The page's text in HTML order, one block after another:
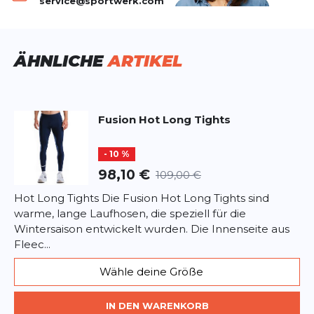
Vorname
Rezension
Rezension
*Pflichtfelder
BEWERTUNG HINZUFÜGEN
Dieses Formular ist durch reCAPTCHA geschützt – es gelten die
Datenschutzbestimmungen undNutzungsbedingungen
ÄHNLICHEARTIKEL
Fusion Hot Long Tights
- 10 %
98,10 € 109,00 €
Hot Long Tights Die Fusion Hot Long Tights sind
warme, lange Laufhosen, die speziell für die
Wintersaison entwickelt wurden. Die Innenseite aus
Fleec...
Wähle deine Größe
IN DEN WARENKORB